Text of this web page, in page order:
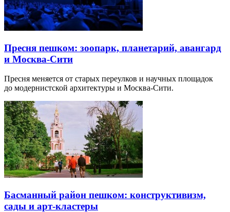
Пресня пешком: зоопарк, планетарий, авангард
и Москва-Сити
Пресня меняется от старых переулков и научных площадок
до модернистской архитектуры и Москва-Сити.
Басманный район пешком: конструктивизм,
сады и арт-кластеры